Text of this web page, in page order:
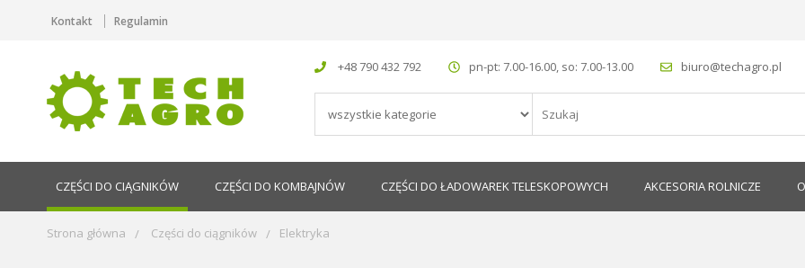
Kontakt Regulamin
+48 790 432 792 pn-pt: 7.00-16.00, so: 7.00-13.00
biuro@techagro.pl
CZĘŚCI DO CIĄGNIKÓW CZĘŚCI DO KOMBAJNÓW CZĘŚCI DO ŁADOWAREK TELESKOPOWYCH AKCESORIA ROLNICZE
Strona główna Części do ciągników Elektryka